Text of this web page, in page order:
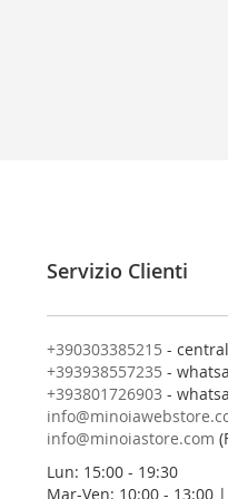
Servizio Clienti
+390303385215 -
+393938557235 -
+393801726903 -
info@minoiastore.com
Lun: 15:00 - 19:30
Mar-Ven: 10:00 - 13:00